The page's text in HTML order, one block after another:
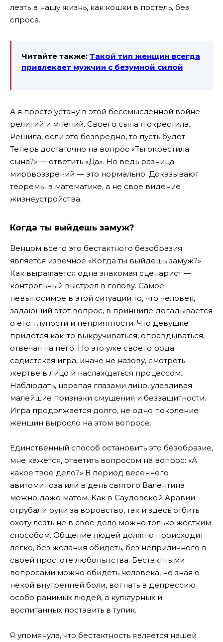
лезть в нашу жизнь, как кошки в постель, без
спроса.
Читайте также: Такой тип женщин всегда
привлекает мужчин с безумной силой
А я просто устану в этой бессмысленной войне
религий и мнений. Своего сына я окрестила.
Решила, если это безвредно, то пусть будет.
Теперь достаточно на вопрос «Ты окрестила
сына?» — ответить «Да». Но ведь разница
мировоззрений — это нормально. Доказывают
теоремы в математике, а не свое видение
жизнеустройства.
Когда ты выйдешь замуж?
Венцом всего это бестактного безобразия
является извечное «Когда ты выйдешь замуж?»
Как выражается одна знакомая сценарист —
контрольный выстрел в голову. Самое
невыносимое в этой ситуации то, что человек,
задающий этот вопрос, в принципе догадывается
о его глупости и неприятности. Что девушке
придется как-то выкручиваться, оправдываться,
отвечая на него. Но это уже своего рода
садистская игра, иначе не назову, смотреть
жертве в лицо и наслаждаться процессом.
Наблюдать, царапая глазами лицо, улавливая
малейшие признаки смущения и беззащитности.
Игра продолжается долго, не одно поколение
женщин выросло на этом вопросе.
Единственный способ остановить это безобразие,
мне кажется, ответить вопросом на вопрос: «А
какое твое дело?» В период весеннего
авитоминоза или в день святого Валентина
можно даже матом. Как в Саудовской Аравии
отрубали руки за воровство, так и здесь отбить
охоту лезть не в свое дело можно только жестким
способом. Общение людей должно происходит
легко, без желания обидеть, без неприличного в
своей простоте любопытства. Бестактными
вопросами можно обидеть человека, не зная о
некой внутренней боли, вогнать в депрессию
особо ранимых людей, а культурных и
воспитанных поставить в тупик.
Я упомянула, что бестактность является нашей